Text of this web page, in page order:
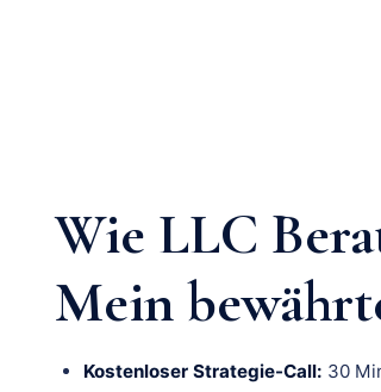
Wie LLC
Mein
Kostenloser Strategie-Call: 30